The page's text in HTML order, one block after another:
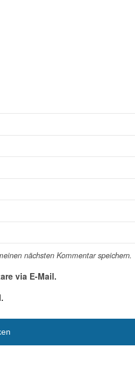
nächsten Kommentar speichern.
via E-Mail.